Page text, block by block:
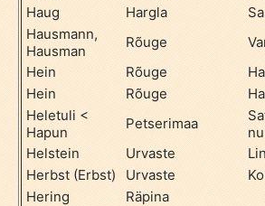
Haug
Hargla
Hausmann,
Hausman
Rõuge
Hein
Rõuge
Hein
Rõuge
Heletuli <
Hapun
Petserimaa
Helstein
Urvaste
Herbst (Erbst) Urvaste
Hering
Räpina